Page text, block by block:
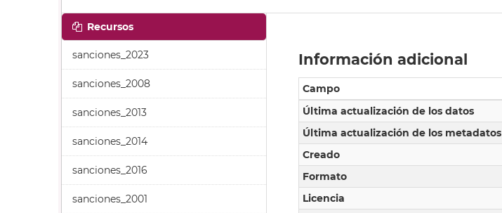
Recursos
sanciones_2023
sanciones_2008
sanciones_2013
sanciones_2014
sanciones_2016
sanciones_2001
Información adicional
Campo
Última actualización de los datos
Última actualización de los metadatos
Creado
Formato
Licencia